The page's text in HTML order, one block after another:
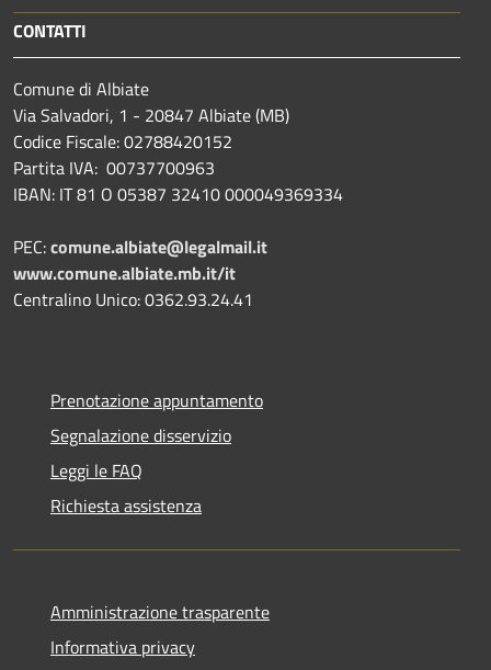
CONTATTI
Comune di Albiate
Via Salvadori, 1 - 20847 Albiate (MB)
Codice Fiscale: 02788420152
Partita IVA: 00737700963
IBAN: IT 81 O 05387 32410 000049369334
PEC:comune.albiate@legalmail.it
www.comune.albiate.mb.it/it
Centralino Unico: 0362.93.24.41
Prenotazione appuntamento
Segnalazione disservizio
Leggi le FAQ
Richiesta assistenza
Amministrazione trasparente
Informativa privacy